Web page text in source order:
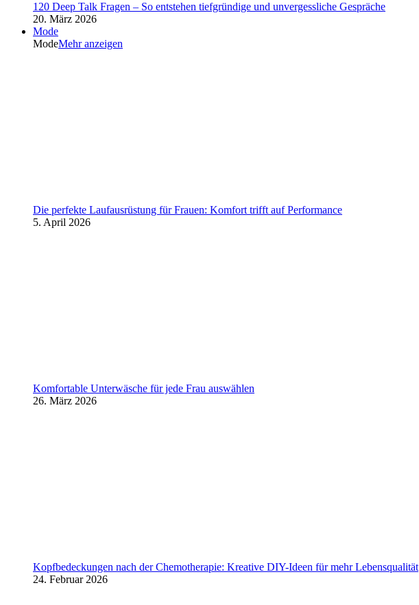
120 Deep Talk Fragen – So entstehen tiefgründige und unvergessliche Gespräche
20. März 2026
Mode
ModeMehr anzeigen
Die perfekte Laufausrüstung für Frauen: Komfort trifft auf Performance
5. April 2026
Komfortable Unterwäsche für jede Frau auswählen
26. März 2026
Kopfbedeckungen nach der Chemotherapie: Kreative DIY-Ideen für mehr Lebensqualität
24. Februar 2026